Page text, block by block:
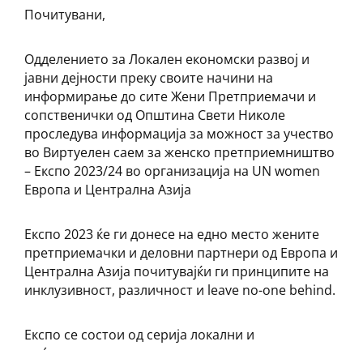
Почитувани,
Одделението за Локален економски развој и
јавни дејности преку своите начини на
информирање до сите Жени Претприемачи и
сопственички од Општина Свети Николе
проследува информација за можност за учество
во Виртуелен саем за женско претприемништво
– Експо 2023/24 во организација на UN women
Европа и Централна Азија
Експо 2023 ќе ги донесе на едно место жените
претприемачки и деловни партнери од Европа и
Централна Азија почитувајќи ги принципите на
инклузивност, различност и leave no-one behind.
Експо се состои од серија локални и